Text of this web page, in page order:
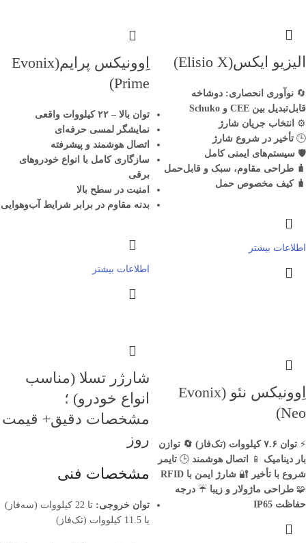
الیزیو ایکس(Elisio X)
🔄 نوآوری انحصاری: دوشاخه
قابل‌تبدیل بین
و
⚙️ انتخاب جریان شارژ
🕒 تأخیر در شروع شارژ
🛡️ سیستم‌های ایمنی کامل
🧳 طراحی مقاوم، سبک و قابل‌حمل
🧳 کیف مخصوص حمل
اطلاعات بیشتر
اِوونیکس پرایم(Evonix
Prime)
توان بالا – ۲۲ کیلووات واقعی
نمایشگر لمسی حرفه‌ای
اتصال هوشمند و پیشرفته
سازگاری کامل با انواع خودروهای
برقی
امنیت در سطح بالا
بدنه مقاوم در برابر شرایط آب‌و‌هوایی
اطلاعات بیشتر
اِوونیکس نئو (Evonix
Neo)
⚡ توان ۷.۶ کیلووات (تک‌فاز)
🔄 توازن
بار دینامیک 📱 اتصال هوشمند 🕒 تایمر
شروع با تأخیر 🔐 شارژ ایمن با
🧩 طراحی ماژولار و زیبا ☔ درجه
حفاظت IP65
شارژر تسلا (مناسب
انواع خودرو) ؛
مشخصات دقیق+ قیمت
روز
مشخصات فنی
توان خروجی:
تا 22 کیلووات (سه‌فاز)
یا 11.5 کیلووات (تک‌فاز)